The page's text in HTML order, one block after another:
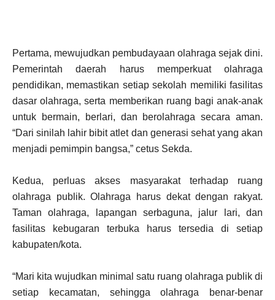
Pertama, mewujudkan pembudayaan olahraga sejak dini.
Pemerintah daerah harus memperkuat olahraga
pendidikan, memastikan setiap sekolah memiliki fasilitas
dasar olahraga, serta memberikan ruang bagi anak-anak
untuk bermain, berlari, dan berolahraga secara aman.
“Dari sinilah lahir bibit atlet dan generasi sehat yang akan
menjadi pemimpin bangsa,” cetus Sekda.
Kedua, perluas akses masyarakat terhadap ruang
olahraga publik. Olahraga harus dekat dengan rakyat.
Taman olahraga, lapangan serbaguna, jalur lari, dan
fasilitas kebugaran terbuka harus tersedia di setiap
kabupaten/kota.
“Mari kita wujudkan minimal satu ruang olahraga publik di
setiap kecamatan, sehingga olahraga benar-benar